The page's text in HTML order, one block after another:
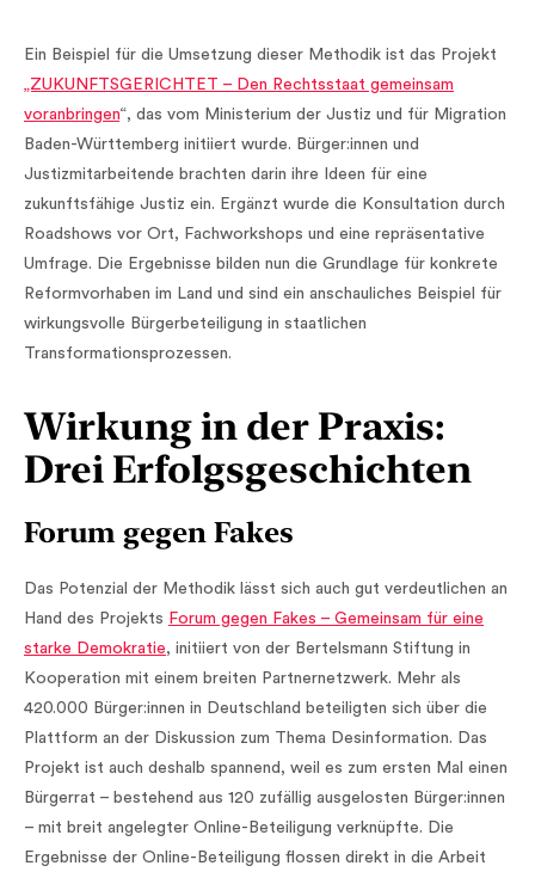
Ein Beispiel für die Umsetzung dieser Methodik ist das Projekt
„ZUKUNFTSGERICHTET – Den Rechtsstaat gemeinsam
voranbringen“, das vom Ministerium der Justiz und für Migration
Baden-Württemberg initiiert wurde. Bürger:innen und
Justizmitarbeitende brachten darin ihre Ideen für eine
zukunftsfähige Justiz ein. Ergänzt wurde die Konsultation durch
Roadshows vor Ort, Fachworkshops und eine repräsentative
Umfrage. Die Ergebnisse bilden nun die Grundlage für konkrete
Reformvorhaben im Land und sind ein anschauliches Beispiel für
wirkungsvolle Bürgerbeteiligung in staatlichen
Transformationsprozessen.
Wirkung in der Praxis:
Drei Erfolgsgeschichten
Forum gegen Fakes
Das Potenzial der Methodik lässt sich auch gut verdeutlichen an
Hand des Projekts Forum gegen Fakes – Gemeinsam für eine
starke Demokratie, initiiert von der Bertelsmann Stiftung in
Kooperation mit einem breiten Partnernetzwerk. Mehr als
420.000 Bürger:innen in Deutschland beteiligten sich über die
Plattform an der Diskussion zum Thema Desinformation. Das
Projekt ist auch deshalb spannend, weil es zum ersten Mal einen
Bürgerrat – bestehend aus 120 zufällig ausgelosten Bürger:innen
– mit breit angelegter Online-Beteiligung verknüpfte. Die
Ergebnisse der Online-Beteiligung flossen direkt in die Arbeit